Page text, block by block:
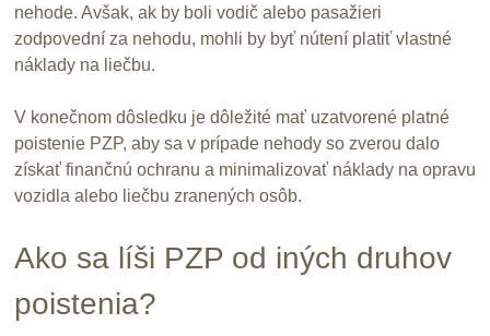
nehode. Avšak, ak by boli vodič alebo pasažieri
zodpovední za nehodu, mohli by byť nútení platiť vlastné
náklady na liečbu.
V konečnom dôsledku je dôležité mať uzatvorené platné
poistenie PZP, aby sa v prípade nehody so zverou dalo
získať finančnú ochranu a minimalizovať náklady na opravu
vozidla alebo liečbu zranených osôb.
Ako sa líši PZP od iných druhov
poistenia?